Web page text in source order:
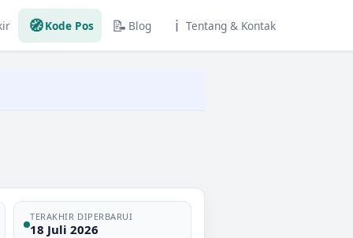
🧭Kode Pos 📝 Blog ℹ️ Tentang & Kontak
TERAKHIR DIPERBARUI
18 Juli 2026